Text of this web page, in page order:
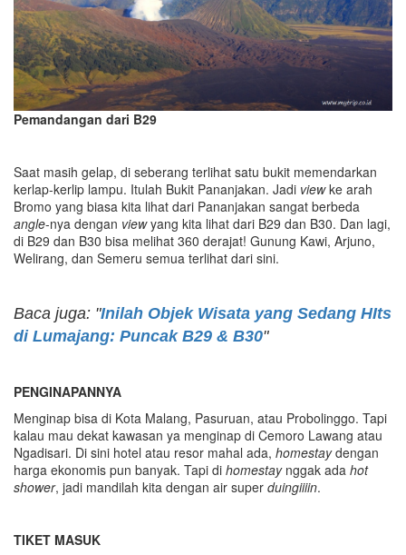
Pemandangan dari B29
Saat masih gelap, di seberang terlihat satu bukit memendarkan
kerlap-kerlip lampu. Itulah Bukit Pananjakan. Jadi viewke arah
Bromo yang biasa kita lihat dari Pananjakan sangat berbeda
angle-nya dengan viewyang kita lihat dari B29 dan B30. Dan lagi,
di B29 dan B30 bisa melihat 360 derajat! Gunung Kawi, Arjuno,
Welirang, dan Semeru semua terlihat dari sini.
Baca juga: "Inilah Objek Wisata yang Sedang HIts
di Lumajang: Puncak B29 & B30"
PENGINAPANNYA
Menginap bisa di Kota Malang, Pasuruan, atau Probolinggo. Tapi
kalau mau dekat kawasan ya menginap di Cemoro Lawang atau
Ngadisari. Di sini hotel atau resor mahal ada, homestaydengan
harga ekonomis pun banyak. Tapi di homestaynggak ada hot
shower, jadi mandilah kita dengan air super duingiiiin.
TIKET MASUK